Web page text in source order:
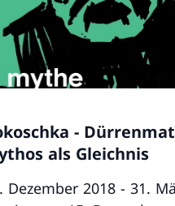
-
als Gleichnis
Dezember 2018 - 31.